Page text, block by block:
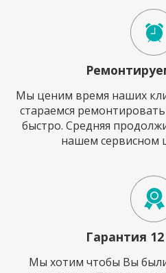
Мы ценим время наших
стараемся
быстро. Средняя
нашем сервисном
Гарантия
Мы хотим чтобы Вы